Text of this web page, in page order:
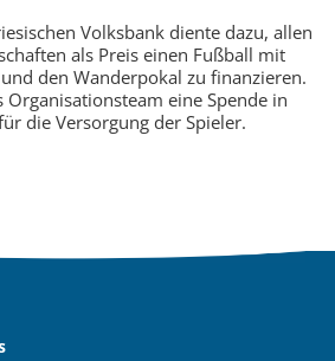
Volksbank diente dazu, allen
als Preis einen Fußball mit
den Wanderpokal zu finanzieren.
eine Spende in
die Versorgung der Spieler.